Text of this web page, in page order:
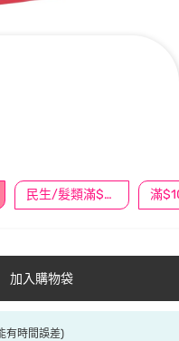
民生/髮類滿$388送舒潔冰巾
加入購物袋
有時間誤差)